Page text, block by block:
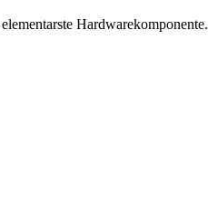
Hardwarekomponente.